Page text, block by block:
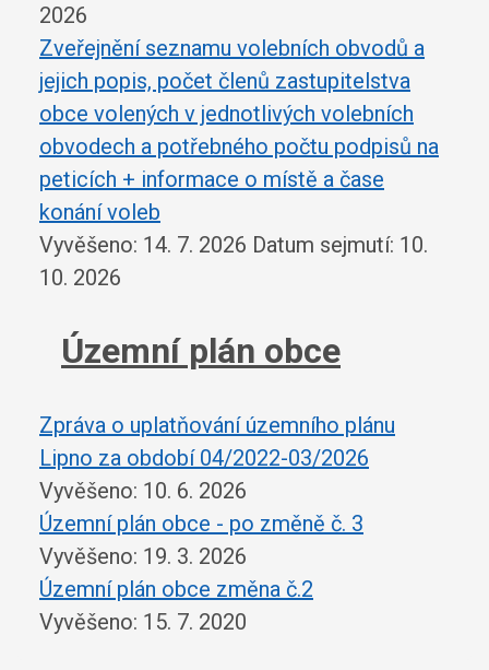
2026
Zveřejnění seznamu volebních obvodů a
jejich popis, počet členů zastupitelstva
obce volených v jednotlivých volebních
obvodech a potřebného počtu podpisů na
peticích + informace o místě a čase
konání voleb
Vyvěšeno: 14. 7. 2026 Datum sejmutí: 10.
10. 2026
Územní plán obce
Zpráva o uplatňování územního plánu
Lipno za období 04/2022-03/2026
Vyvěšeno: 10. 6. 2026
Územní plán obce - po změně č. 3
Vyvěšeno: 19. 3. 2026
Územní plán obce změna č.2
Vyvěšeno: 15. 7. 2020